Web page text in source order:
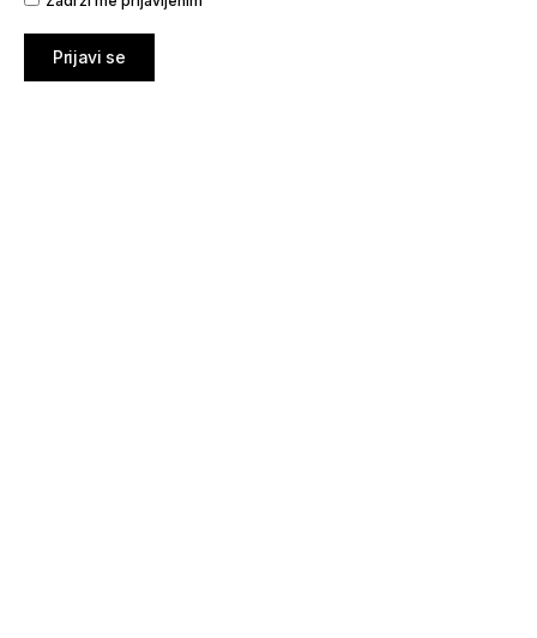
Prijavi se